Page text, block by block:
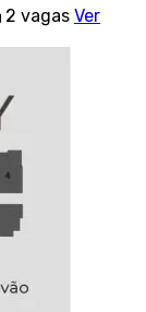
2 vagas Ver